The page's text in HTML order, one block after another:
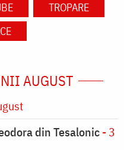
TROPARE
AUGUST
din Tesalonic- 3